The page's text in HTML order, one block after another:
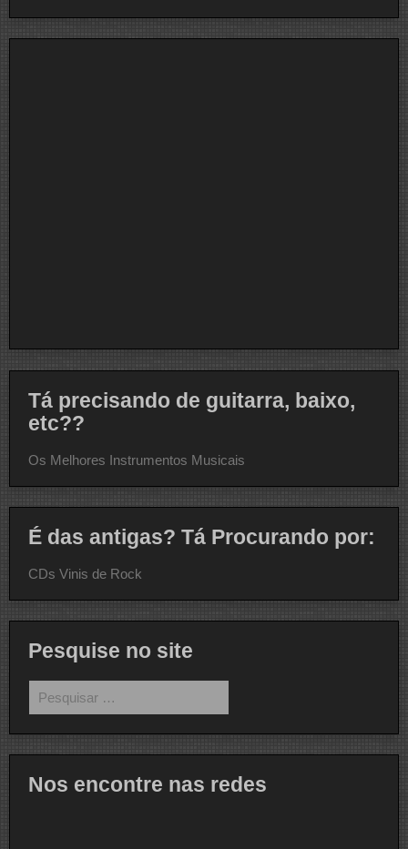
Tá precisando de guitarra, baixo,
etc??
Os Melhores Instrumentos Musicais
É das antigas? Tá Procurando por:
CDs Vinis de Rock
Pesquise no site
por:
Nos encontre nas redes